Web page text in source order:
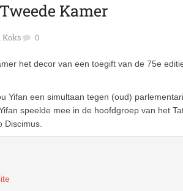
Kamer
Koks 0
het decor van een toegift van de 75e
Yifan een simultaan tegen (oud)
speelde mee in de hoofdgroep van het
Discimus.